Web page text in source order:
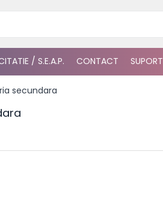
/ S.E.A.P. CONTACT SUPORT
secundara